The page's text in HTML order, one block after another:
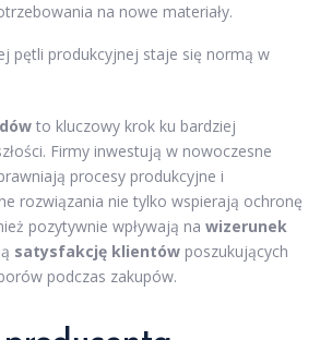
na nowe materiały.
pętli produkcyjnej staje się normą w
to kluczowy krok ku bardziej
Firmy inwestują w nowoczesne
procesy produkcyjne i
rozwiązania nie tylko wspierają ochronę
pozytywnie wpływają na wizerunek
satysfakcję klientów poszukujących
podczas zakupów.